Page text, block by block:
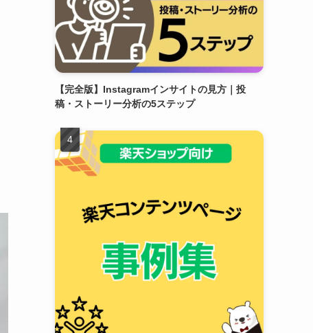
【完全版】Instagramインサイトの見方｜投
稿・ストーリー分析の5ステップ